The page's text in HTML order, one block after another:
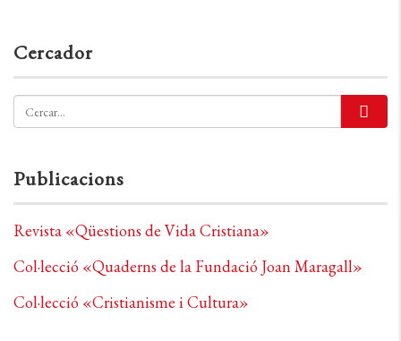
Cercador
Publicacions
Revista «Qüestions de Vida Cristiana»
Col·lecció «Quaderns de la Fundació Joan Maragall»
Col·lecció «Cristianisme i Cultura»